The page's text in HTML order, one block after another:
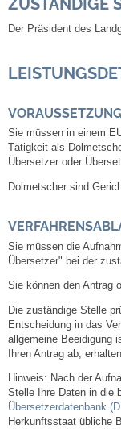
Rund um den
Aktuelles
Stellenangebote
Bürgerservice
Gemeinderat
Der Präsident des
Sie müssen in einem
Tätigkeit als
Übersetzer oder
Dolmetscher sind
Sie müssen die
Übersetzer" bei der
Sie können den Antrag
Die zuständige Stelle
Entscheidung in das
allgemeine Beeidigung
Ihren Antrag ab,
Hinweis: Nach der
Stelle Ihre Daten in die
Übersetzerdatenbank
Herkunftsstaat übliche